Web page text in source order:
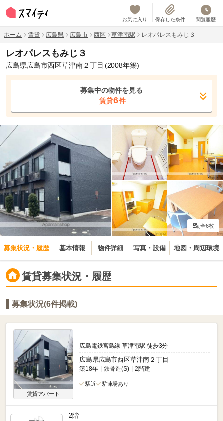
お気に入り 保存した条件 閲覧履歴
ホーム 賃貸 広島県 広島市 西区 草津南駅 レオパレスもみじ３
レオパレスもみじ３
広島県広島市西区草津南２丁目 (2008年築)
募集中の物件を見る
賃貸6件
全6枚
募集状況・履歴 基本情報 物件詳細 写真・設備 地図・周辺環境
賃貸募集状況・履歴
募集状況(6件掲載)
賃貸アパート
広島電鉄宮島線 草津南駅 徒歩3分
広島県広島市西区草津南２丁目
築18年 鉄骨造(S) 2階建
駅近 駐車場あり
2階